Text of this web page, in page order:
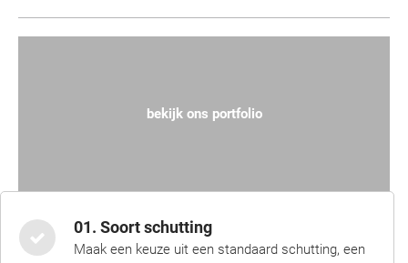
bekijk ons portfolio
01. Soort schutting
Maak een keuze uit een standaard schutting, een